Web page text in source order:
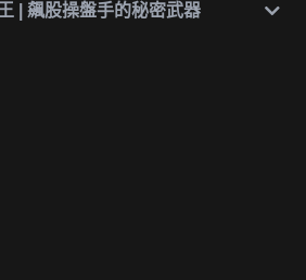
| 飆股操盤手的秘密武器